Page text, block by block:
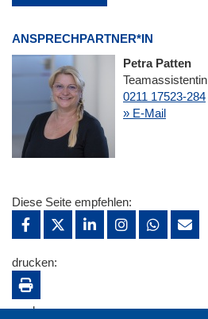
ANSPRECHPARTNER*IN
Petra Patten
Teamassistentin
0211 17523-284
» E-Mail
Diese Seite empfehlen:
drucken:
merken: